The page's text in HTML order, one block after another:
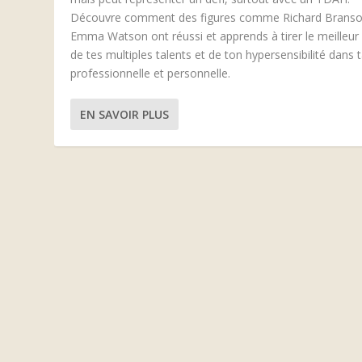
Découvre comment des figures comme Richard
Emma Watson ont réussi et apprends à tirer le meilleur
de tes multiples talents et de ton hypersensibilité dans
professionnelle et personnelle.
EN SAVOIR PLUS